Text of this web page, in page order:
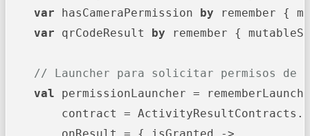
var hasCameraPermission by remember {
var qrCodeResult by remember {
// Launcher para solicitar permisos de
val permissionLauncher =
contract =
        onResult = { isGranted ->